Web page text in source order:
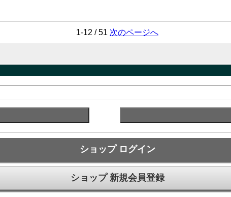
1-12 / 51 次のページへ
ショップ ログイン
ショップ 新規会員登録